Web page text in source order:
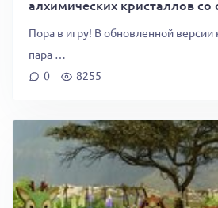
алхимических кристаллов со
Пора в игру! В обновленной версии
пара …
0
8255